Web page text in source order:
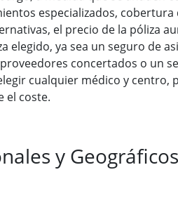
especializados, cobertura
el precio de la póliza
elegido, ya sea un seguro de
concertados o un
cualquier médico y centro,
el coste.
y